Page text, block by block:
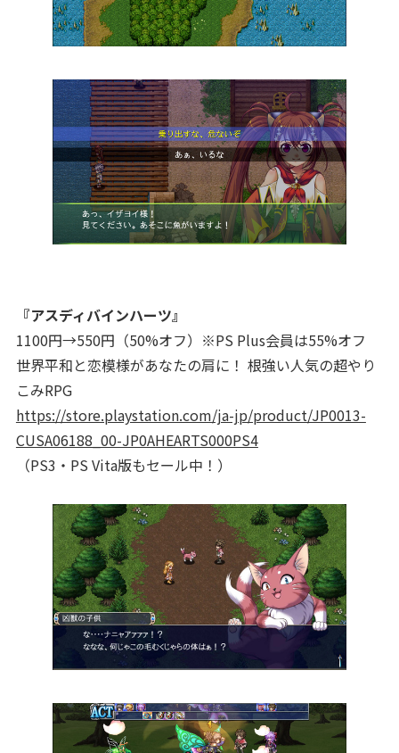
『アスディバインハーツ』
1100円→550円（50%オフ）※PS Plus会員は55%オフ
世界平和と恋模様があなたの肩に！ 根強い人気の超やり
こみRPG
https://store.playstation.com/ja-jp/product/JP0013-
CUSA06188_00-JP0AHEARTS000PS4
（PS3・PS Vita版もセール中！）